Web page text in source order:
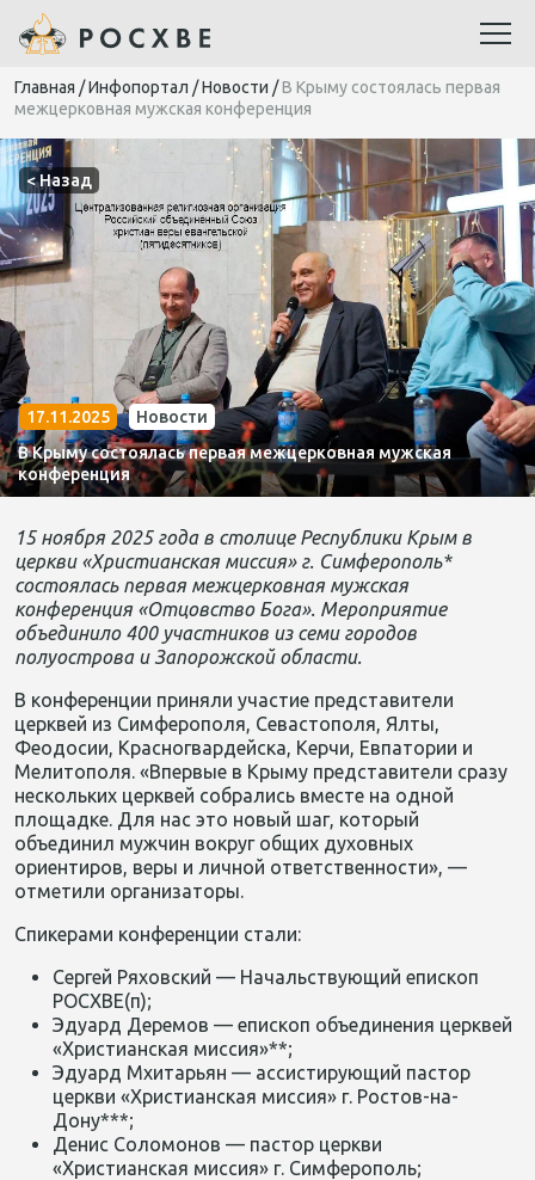
Главная /Инфопортал /Новости /В Крыму состоялась первая
межцерковная мужская конференция
< Назад
17.11.2025
Новости
В Крыму состоялась первая межцерковная мужская
конференция
15 ноября 2025 года в столице Республики Крым в
церкви «Христианская миссия» г. Симферополь*
состоялась первая межцерковная мужская
конференция «Отцовство Бога». Мероприятие
объединило 400 участников из семи городов
полуострова и Запорожской области.
В конференции приняли участие представители
церквей из Симферополя, Севастополя, Ялты,
Феодосии, Красногвардейска, Керчи, Евпатории и
Мелитополя. «Впервые в Крыму представители сразу
нескольких церквей собрались вместе на одной
площадке. Для нас это новый шаг, который
объединил мужчин вокруг общих духовных
ориентиров, веры и личной ответственности», —
отметили организаторы.
Спикерами конференции стали:
Сергей Ряховский — Начальствующий епископ
РОСХВЕ(п);
Эдуард Деремов — епископ объединения церквей
«Христианская миссия»**;
Эдуард Мхитарьян — ассистирующий пастор
церкви «Христианская миссия» г. Ростов-на-
Дону***;
Денис Соломонов — пастор церкви
«Христианская миссия» г. Симферополь;